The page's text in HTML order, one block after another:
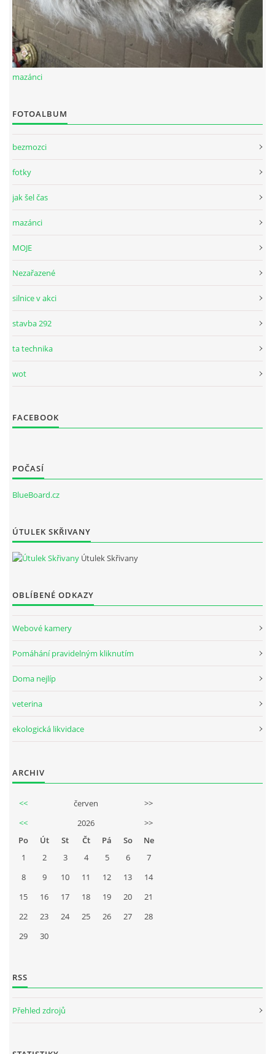
mazánci
FOTOALBUM
bezmozci
fotky
jak šel čas
mazánci
MOJE
Nezařazené
silnice v akci
stavba 292
ta technika
wot
FACEBOOK
POČASÍ
BlueBoard.cz
ÚTULEK SKŘIVANY
Útulek Skřivany
OBLÍBENÉ ODKAZY
Webové kamery
Pomáhání pravidelným kliknutím
Doma nejlíp
veterina
ekologická likvidace
ARCHIV
<< červen
>>
<<
2026
>>
Po
Út St Čt Pá So
Ne
1
2 3 4 5 6
7
8
9 10 11 12 13
14
15
16 17 18 19 20
21
22
23 24 25 26 27
28
29
30
RSS
Přehled zdrojů